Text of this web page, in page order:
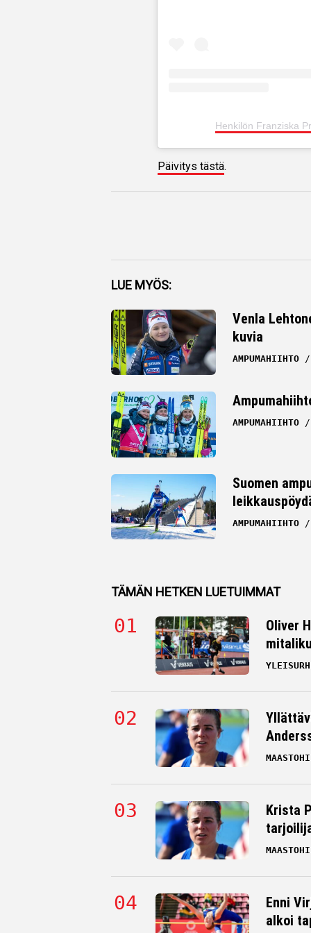
Henkilön Franziska
Päivitys tästä.
Facebook
Twitter
Whatsapp
LUE MYÖS:
Venla
kuvia
AMPUMAHIIHTO
AMPUMAHIIHTO
Suomen
AMPUMAHIIHTO
TÄMÄN HETKEN LUETUIMMAT
Oliver
Krista
Enni
alkoi